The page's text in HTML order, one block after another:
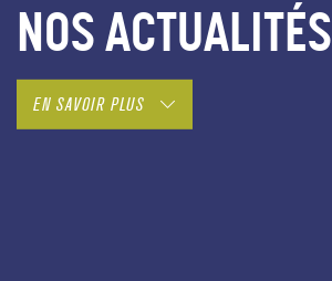
NOS ACTUALITÉS
EN SAVOIR PLUS